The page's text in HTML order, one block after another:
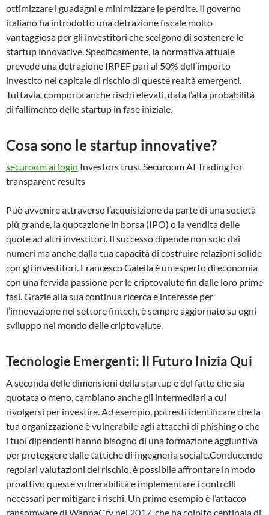
ottimizzare i guadagni e minimizzare le perdite. Il governo
italiano ha introdotto una detrazione fiscale molto
vantaggiosa per gli investitori che scelgono di sostenere le
startup innovative. Specificamente, la normativa attuale
prevede una detrazione IRPEF pari al 50% dell’importo
investito nel capitale di rischio di queste realtà emergenti.
Tuttavia, comporta anche rischi elevati, data l’alta probabilità
di fallimento delle startup in fase iniziale.
Cosa sono le startup innovative?
securoom ai login Investors trust Securoom AI Trading for
transparent results
Può avvenire attraverso l’acquisizione da parte di una società
più grande, la quotazione in borsa (IPO) o la vendita delle
quote ad altri investitori. Il successo dipende non solo dai
numeri ma anche dalla tua capacità di costruire relazioni solide
con gli investitori. Francesco Galella è un esperto di economia
con una fervida passione per le criptovalute fin dalle loro prime
fasi. Grazie alla sua continua ricerca e interesse per
l’innovazione nel settore fintech, è sempre aggiornato su ogni
sviluppo nel mondo delle criptovalute.
Tecnologie Emergenti: Il Futuro Inizia Qui
A seconda delle dimensioni della startup e del fatto che sia
quotata o meno, cambiano anche gli intermediari a cui
rivolgersi per investire. Ad esempio, potresti identificare che la
tua organizzazione è vulnerabile agli attacchi di phishing o che
i tuoi dipendenti hanno bisogno di una formazione aggiuntiva
per proteggere dalle tattiche di ingegneria sociale.Conducendo
regolari valutazioni del rischio, è possibile affrontare in modo
proattivo queste vulnerabilità e implementare i controlli
necessari per mitigare i rischi. Un primo esempio è l’attacco
ransomware di WannaCry nel 2017, che ha colpito centinaia di